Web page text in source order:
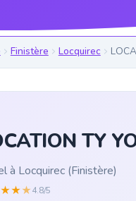
Finistère Locquirec
TY
à Locquirec (Finistère)
★★★4.8/5